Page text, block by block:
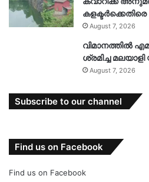
കളക്ടർക്കെതിരെ
August 7, 2026
വിമാനത്തിൽ
ശ്രമിച്ച
August 7, 2026
Subscribe to our channel
Find us on Facebook
Find us on Facebook